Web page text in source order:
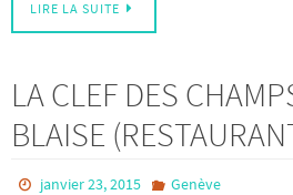
LIRE LA SUITE
LA CLEF DES
BLAISE
janvier 23, 2015 Genève